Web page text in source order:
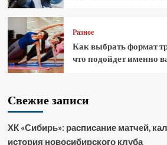
Разное
Как выбрать формат
что подойдет именно
Свежие записи
ХК «Сибирь»: расписание матчей,
история новосибирского клуба